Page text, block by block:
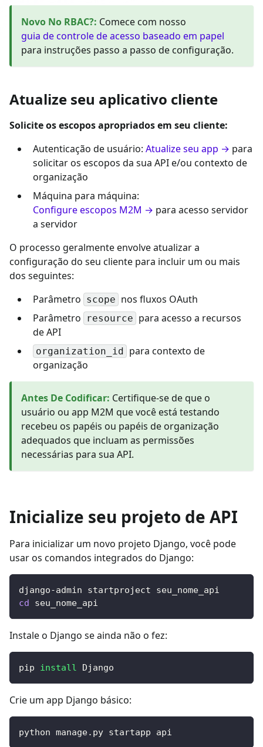
Novo No RBAC?: Comece com nosso
guia de controle de acesso baseado em papel
para instruções passo a passo de configuração.
Atualize seu aplicativo cliente
Solicite os escopos apropriados em seu cliente:
Autenticação de usuário: Atualize seu app → para
solicitar os escopos da sua API e/ou contexto de
organização
Máquina para máquina:
Configure escopos M2M → para acesso servidor
a servidor
O processo geralmente envolve atualizar a
configuração do seu cliente para incluir um ou mais
dos seguintes:
Parâmetro scope nos fluxos OAuth
Parâmetro
resource para acesso a recursos
de API
organization_id
para contexto de
organização
Antes De Codificar: Certifique-se de que o
usuário ou app M2M que você está testando
recebeu os papéis ou papéis de organização
adequados que incluam as permissões
necessárias para sua API.
Inicialize seu projeto de API
Para inicializar um novo projeto Django, você pode
usar os comandos integrados do Django:
django-admin startproject seu_nome_api
cd seu_nome_api
Instale o Django se ainda não o fez:
pip install Django
Crie um app Django básico:
python manage.py startapp api